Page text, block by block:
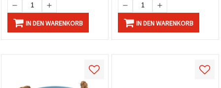
IN DEN WARENKORB IN DEN WARENKORB